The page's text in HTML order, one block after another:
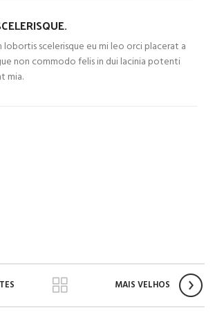
lobortis scelerisque eu mi leo orci placerat a
non commodo felis in dui lacinia potenti
mia.
MAIS VELHOS